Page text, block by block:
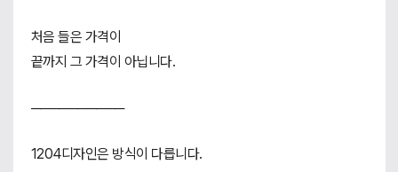
처음 들은 가격이
끝까지 그 가격이 아닙니다.
──────────
1204디자인은 방식이 다릅니다.